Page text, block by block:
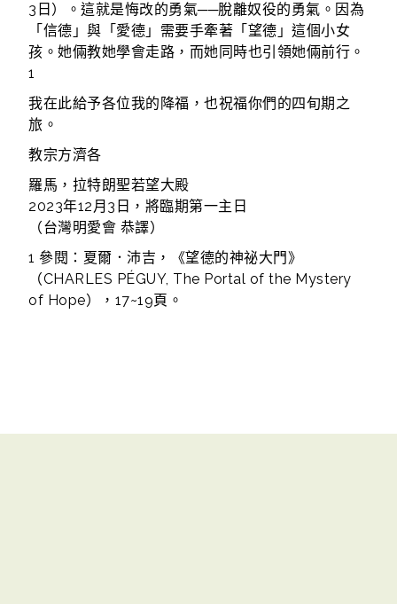
3日）。這就是悔改的勇氣──脫離奴役的勇氣。因為
「信德」與「愛德」需要手牽著「望德」這個小女
孩。她倆教她學會走路，而她同時也引領她倆前行。
1
我在此給予各位我的降福，也祝福你們的四旬期之
旅。
教宗方濟各
羅馬，拉特朗聖若望大殿
2023年12月3日，將臨期第一主日
（台灣明愛會 恭譯）
1 參閱：夏爾．沛吉，《望德的神祕大門》
（CHARLES PÉGUY, The Portal of the Mystery
of Hope），17~19頁。